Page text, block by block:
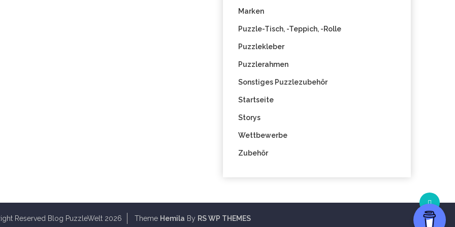
Marken
Puzzle-Tisch, -Teppich, -Rolle
Puzzlekleber
Puzzlerahmen
Sonstiges Puzzlezubehör
Startseite
Storys
Wettbewerbe
Zubehör
Reserved Blog PuzzleWelt 2026 Theme Hemila By RS WP THEMES